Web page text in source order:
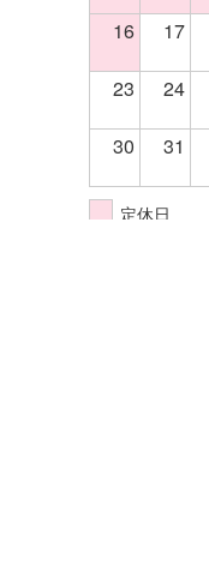
16 17
23 24
30 31
定休日